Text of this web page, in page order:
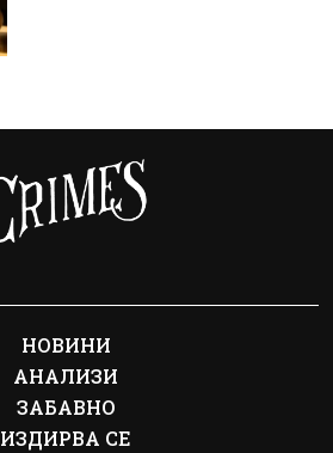
НОВИНИ
АНАЛИЗИ
ЗАБАВНО
ИЗДИРВА СЕ